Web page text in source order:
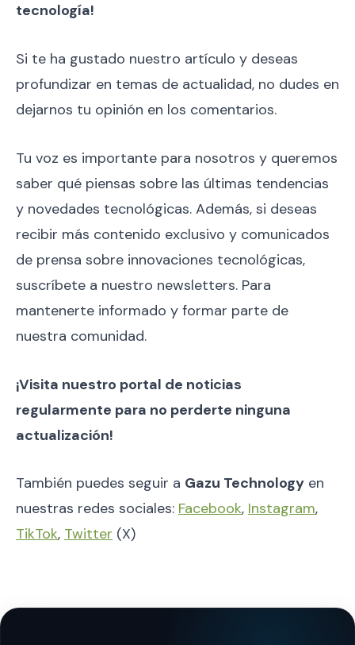
tecnología!
Si te ha gustado nuestro artículo y deseas
profundizar en temas de actualidad, no dudes en
dejarnos tu opinión en los comentarios.
Tu voz es importante para nosotros y queremos
saber qué piensas sobre las últimas tendencias
y novedades tecnológicas. Además, si deseas
recibir más contenido exclusivo y comunicados
de prensa sobre innovaciones tecnológicas,
suscríbete a nuestro newsletters. Para
mantenerte informado y formar parte de
nuestra comunidad.
¡Visita nuestro portal de noticias
regularmente para no perderte ninguna
actualización!
También puedes seguir a Gazu Technology en
nuestras redes sociales: Facebook, Instagram,
TikTok, Twitter (X)